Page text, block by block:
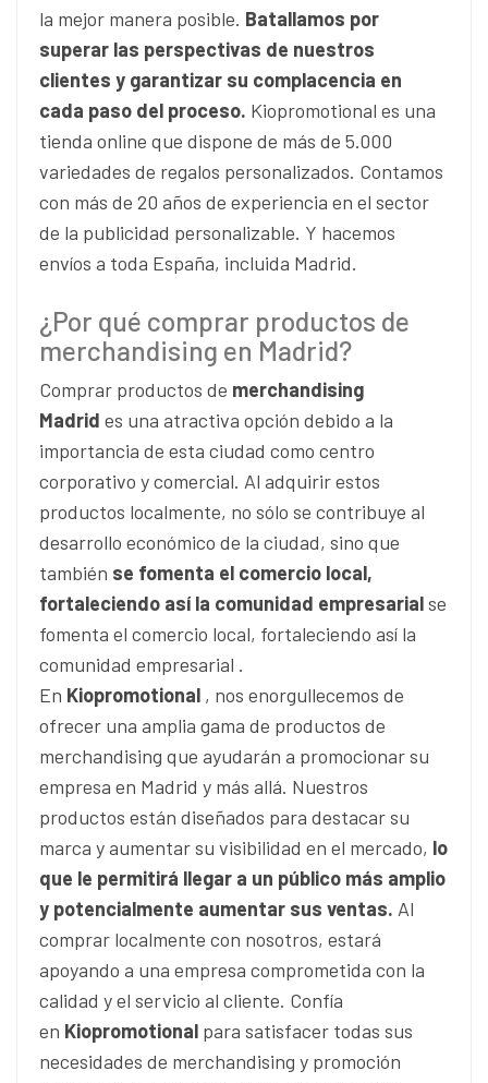
la mejor manera posible. Batallamos por
superar las perspectivas de nuestros
clientes y garantizar su complacencia en
cada paso del proceso. Kiopromotional es una
tienda online que dispone de más de 5.000
variedades de regalos personalizados. Contamos
con más de 20 años de experiencia en el sector
de la publicidad personalizable. Y hacemos
envíos a toda España, incluida Madrid.
¿Por qué comprar productos de
merchandising en Madrid?
Comprar productos de merchandising
Madrid es una atractiva opción debido a la
importancia de esta ciudad como centro
corporativo y comercial. Al adquirir estos
productos localmente, no sólo se contribuye al
desarrollo económico de la ciudad, sino que
también se fomenta el comercio local,
fortaleciendo así la comunidad empresarialse
fomenta el comercio local, fortaleciendo así la
comunidad empresarial .
En Kiopromotional , nos enorgullecemos de
ofrecer una amplia gama de productos de
merchandising que ayudarán a promocionar su
empresa en Madrid y más allá. Nuestros
productos están diseñados para destacar su
marca y aumentar su visibilidad en el mercado, lo
que le permitirá llegar a un público más amplio
y potencialmente aumentar sus ventas. Al
comprar localmente con nosotros, estará
apoyando a una empresa comprometida con la
calidad y el servicio al cliente. Confía
en Kiopromotional para satisfacer todas sus
necesidades de merchandising y promoción